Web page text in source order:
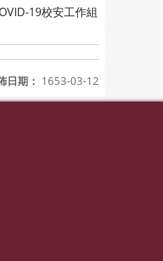
19校安工作組
日期： 1653-03-12